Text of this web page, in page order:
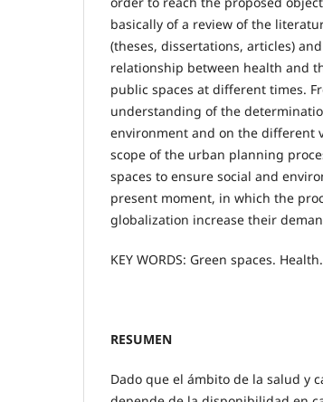
basically of a review of the
(theses, dissertations, articles)
relationship between health and
public spaces at different times.
understanding of the
environment and on the different
scope of the urban planning
spaces to ensure social and
present moment, in which the
globalization increase their
KEY WORDS: Green spaces.
RESUMEN
Dado que el ámbito de la salud y